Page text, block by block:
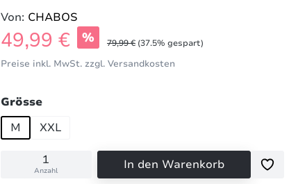
Von: CHABOS
Verkaufspreis:
49,99 € % Regulärer Preis:
79,99 € (37.5% gespart)
Preise inkl. MwSt. zzgl. Versandkosten
Grösseauswählen
M
XXL
Anzahl In den Warenkorb